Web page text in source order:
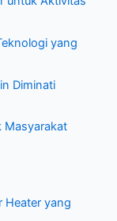
yang
Diminati
Masyarakat
Heater yang